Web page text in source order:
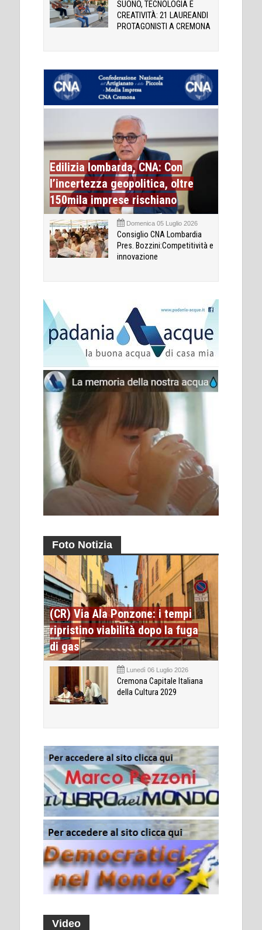
SUONO, TECNOLOGIA E
CREATIVITÀ: 21 LAUREANDI
PROTAGONISTI A CREMONA
Edilizia lombarda, CNA: Con
l’incertezza geopolitica, oltre
150mila imprese rischiano
Domenica 05 Luglio 2026
Consiglio CNA Lombardia
Pres. Bozzini:Competitività e
innovazione
Foto Notizia
(CR) Via Ala Ponzone: i tempi
ripristino viabilità dopo la fuga
di gas
Lunedì 06 Luglio 2026
Cremona Capitale Italiana
della Cultura 2029
Video